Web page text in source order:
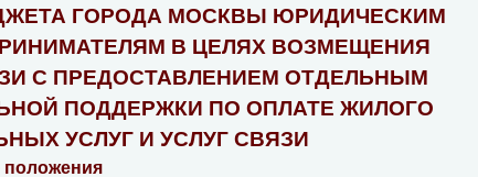
ГОРОДА МОСКВЫ ЮРИДИЧЕСКИМ
В ЦЕЛЯХ ВОЗМЕЩЕНИЯ
С ПРЕДОСТАВЛЕНИЕМ ОТДЕЛЬНЫМ
ПОДДЕРЖКИ ПО ОПЛАТЕ ЖИЛОГО
УСЛУГ И УСЛУГ СВЯЗИ